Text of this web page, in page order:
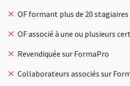
OF formant plus de 20 stagiaires
OF associé à une ou plusieurs
Revendiquée sur FormaPro
Collaborateurs associés sur